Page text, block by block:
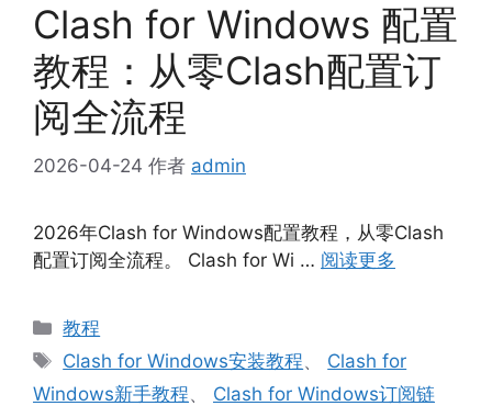
Clash for Windows 配置
教程：从零Clash配置订
阅全流程
2026-04-24 作者 admin
2026年Clash for Windows配置教程，从零Clash
配置订阅全流程。 Clash for Wi … 阅读更多
分
类
教程
标
签
Clash for Windows安装教程、 Clash for
Windows新手教程、 Clash for Windows订阅链